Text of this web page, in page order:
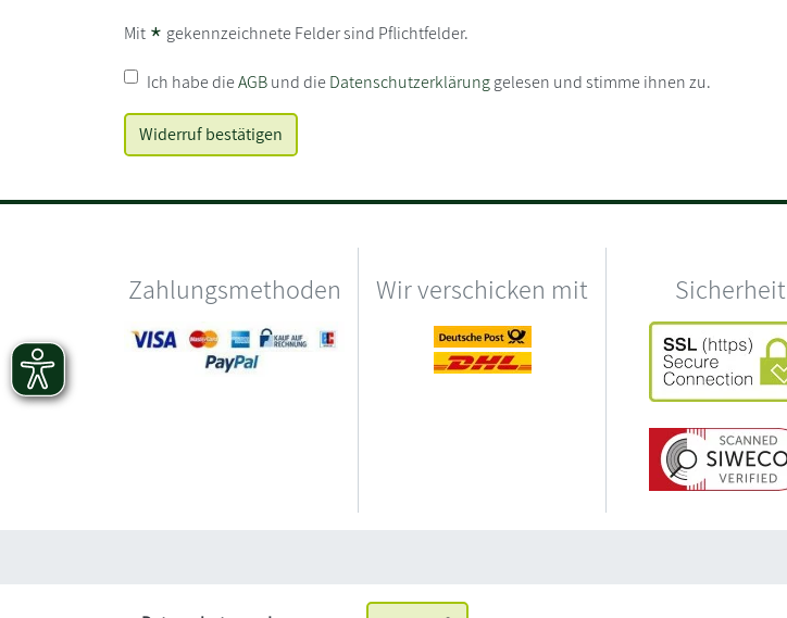
Mit * gekennzeichnete Felder sind Pflichtfelder.
Ich habe dieAGBund dieDatenschutzerklärunggelesen und stimme ihnen zu.
Zahlungsmethoden Wir verschicken mit Sicherheit